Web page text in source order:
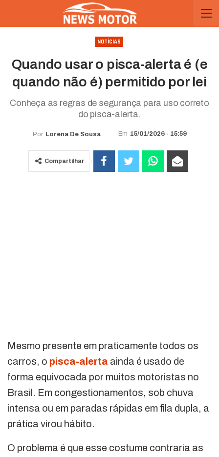
NOTÍCIAS
Quando usar o pisca-alerta é (e
quando não é) permitido por lei
Conheça as regras de segurança para uso correto
do pisca-alerta.
Por Lorena De Sousa Em 15/01/2026 - 15:59
Compartilhar
Mesmo presente em praticamente todos os
carros, o pisca-alerta ainda é usado de
forma equivocada por muitos motoristas no
Brasil. Em congestionamentos, sob chuva
intensa ou em paradas rápidas em fila dupla, a
prática virou hábito.
O problema é que esse costume contraria as